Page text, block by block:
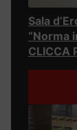
Sala
“Norma
CLICCA